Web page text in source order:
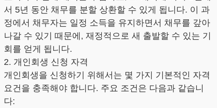
서 5년 동안 채무를 분할 상환할 수 있게 됩니다. 이 과
정에서 채무자는 일정 소득을 유지하면서 채무를 갚아
나갈 수 있기 때문에, 재정적으로 새 출발할 수 있는 기
회를 얻게 됩니다.
2. 개인회생 신청 자격
개인회생을 신청하기 위해서는 몇 가지 기본적인 자격
요건을 충족해야 합니다. 주요 조건은 다음과 같습니
다: